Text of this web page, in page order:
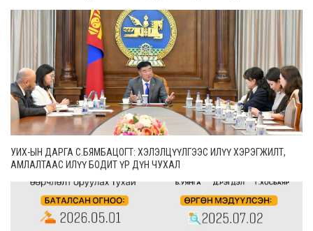
УИХ-ЫН ДАРГА С.БЯМБАЦОГТ: ХЭЛЭЛЦҮҮЛГЭЭС ИЛҮҮ ХЭРЭГЖИЛТ,
АМЛАЛТААС ИЛҮҮ БОДИТ ҮР ДҮН ЧУХАЛ